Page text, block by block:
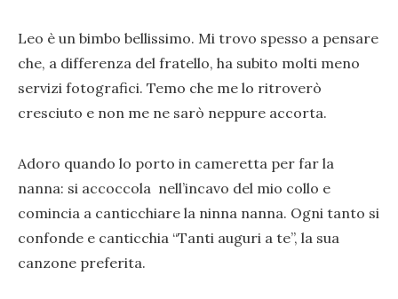
Leo è un bimbo bellissimo. Mi trovo spesso a pensare
che, a differenza del fratello, ha subito molti meno
servizi fotografici. Temo che me lo ritroverò
cresciuto e non me ne sarò neppure accorta.
Adoro quando lo porto in cameretta per far la
nanna: si accoccola nell’incavo del mio collo e
comincia a canticchiare la ninna nanna. Ogni tanto si
confonde e canticchia “Tanti auguri a te”, la sua
canzone preferita.